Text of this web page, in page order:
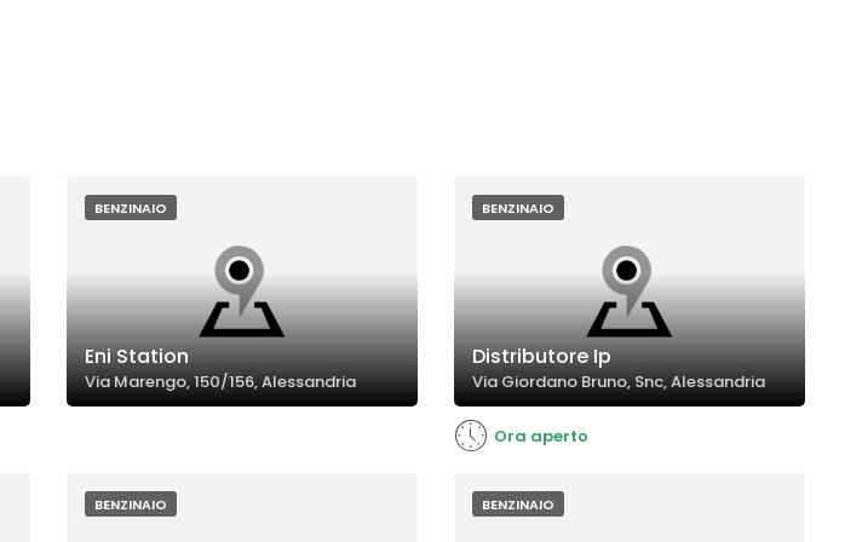
BENZINAIO
Eni Station
Via Marengo, 150/156, Alessandria
BENZINAIO
Distributore Ip
Via Giordano Bruno, Snc, Alessandria
Ora aperto
BENZINAIO BENZINAIO